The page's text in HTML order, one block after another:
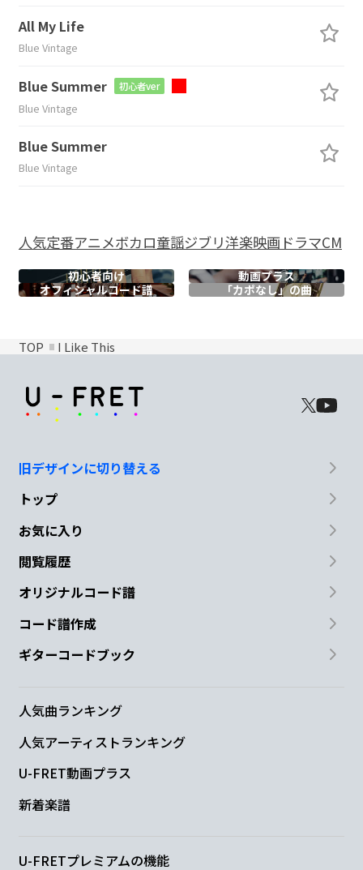
All My Life
Blue Vintage
Blue Summer 初心者ver
Blue Vintage
Blue Summer
Blue Vintage
人気定番アニメボカロ童謡ジブリ洋楽映画ドラマCM
初心者向け
動画プラス
オフィシャルコード譜 「カポなし」の曲
TOP I Like This
旧デザインに切り替える
トップ
お気に入り
閲覧履歴
オリジナルコード譜
コード譜作成
ギターコードブック
人気曲ランキング
人気アーティストランキング
U-FRET動画プラス
新着楽譜
U-FRETプレミアムの機能